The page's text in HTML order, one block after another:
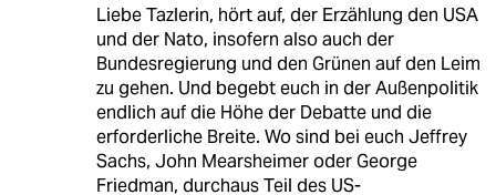
Liebe Tazlerin, hört auf, der Erzählung den USA
und der Nato, insofern also auch der
Bundesregierung und den Grünen auf den Leim
zu gehen. Und begebt euch in der Außenpolitik
endlich auf die Höhe der Debatte und die
erforderliche Breite. Wo sind bei euch Jeffrey
Sachs, John Mearsheimer oder George
Friedman, durchaus Teil des US-